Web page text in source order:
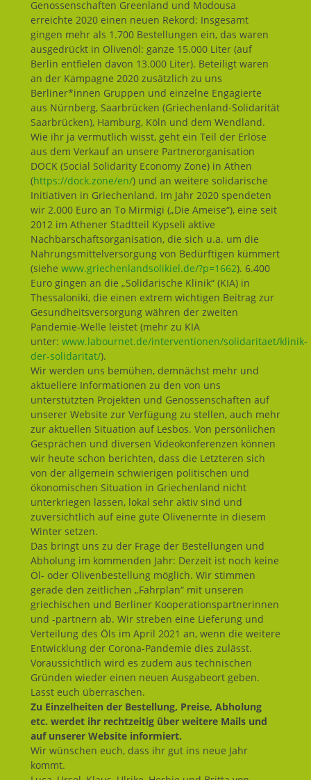
Genossenschaften Greenland und Modousa
erreichte 2020 einen neuen Rekord: Insgesamt
gingen mehr als 1.700 Bestellungen ein, das waren
ausgedrückt in Olivenöl: ganze 15.000 Liter (auf
Berlin entfielen davon 13.000 Liter). Beteiligt waren
an der Kampagne 2020 zusätzlich zu uns
Berliner*innen Gruppen und einzelne Engagierte
aus Nürnberg, Saarbrücken (Griechenland-Solidarität
Saarbrücken), Hamburg, Köln und dem Wendland.
Wie ihr ja vermutlich wisst, geht ein Teil der Erlöse
aus dem Verkauf an unsere Partnerorganisation
DOCK (Social Solidarity Economy Zone) in Athen
(https://dock.zone/en/) und an weitere solidarische
Initiativen in Griechenland. Im Jahr 2020 spendeten
wir 2.000 Euro an To Mirmigi („Die Ameise“), eine seit
2012 im Athener Stadtteil Kypseli aktive
Nachbarschaftsorganisation, die sich u.a. um die
Nahrungsmittelversorgung von Bedürftigen kümmert
(siehe www.griechenlandsolikiel.de/?p=1662). 6.400
Euro gingen an die „Solidarische Klinik“ (KIA) in
Thessaloniki, die einen extrem wichtigen Beitrag zur
Gesundheitsversorgung währen der zweiten
Pandemie-Welle leistet (mehr zu KIA
unter: www.labournet.de/interventionen/solidaritaet/klinik-
der-solidaritat/).
Wir werden uns bemühen, demnächst mehr und
aktuellere Informationen zu den von uns
unterstützten Projekten und Genossenschaften auf
unserer Website zur Verfügung zu stellen, auch mehr
zur aktuellen Situation auf Lesbos. Von persönlichen
Gesprächen und diversen Videokonferenzen können
wir heute schon berichten, dass die Letzteren sich
von der allgemein schwierigen politischen und
ökonomischen Situation in Griechenland nicht
unterkriegen lassen, lokal sehr aktiv sind und
zuversichtlich auf eine gute Olivenernte in diesem
Winter setzen.
Das bringt uns zu der Frage der Bestellungen und
Abholung im kommenden Jahr: Derzeit ist noch keine
Öl- oder Olivenbestellung möglich. Wir stimmen
gerade den zeitlichen „Fahrplan“ mit unseren
griechischen und Berliner Kooperationspartnerinnen
und -partnern ab. Wir streben eine Lieferung und
Verteilung des Öls im April 2021 an, wenn die weitere
Entwicklung der Corona-Pandemie dies zulässt.
Voraussichtlich wird es zudem aus technischen
Gründen wieder einen neuen Ausgabeort geben.
Lasst euch überraschen.
Zu Einzelheiten der Bestellung, Preise, Abholung
etc. werdet ihr rechtzeitig über weitere Mails und
auf unserer Website informiert.
Wir wünschen euch, dass ihr gut ins neue Jahr
kommt.